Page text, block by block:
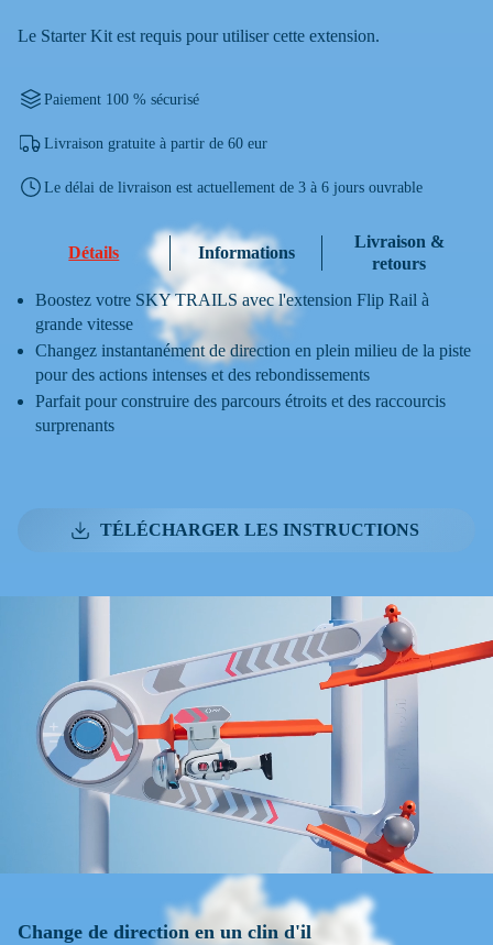
Le Starter Kit est requis pour utiliser cette extension.
Paiement 100 % sécurisé
Livraison gratuite à partir de 60 eur
Le délai de livraison est actuellement de 3 à 6 jours ouvrable
Détails Informations
Livraison &
retours
Boostez votre SKY TRAILS avec l'extension Flip Rail à
grande vitesse
Changez instantanément de direction en plein milieu de la piste
pour des actions intenses et des rebondissements
Parfait pour construire des parcours étroits et des raccourcis
surprenants
TÉLÉCHARGER LES INSTRUCTIONS
Change de direction en un clin d'il